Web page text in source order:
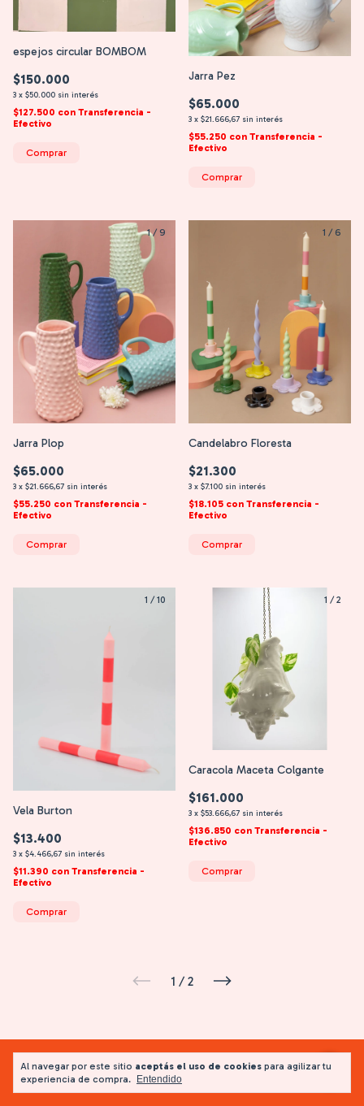
Al navegar por este sitio aceptás el uso de cookies para agilizar tu
experiencia de compra.
Entendido
espejos circular BOMBOM
$150.000
3 x $50.000 sin interés
$127.500 con Transferencia -
Efectivo
Comprar
Jarra Pez
$65.000
3 x $21.666,67 sin interés
$55.250 con Transferencia -
Efectivo
Comprar
1/ 9
Jarra Plop
$65.000
3 x $21.666,67 sin interés
$55.250 con Transferencia -
Efectivo
Comprar
1 / 6
Candelabro Floresta
$21.300
3 x $7.100 sin interés
$18.105 con Transferencia -
Efectivo
Comprar
1 / 10
Vela Burton
$13.400
3 x $4.466,67 sin interés
$11.390 con Transferencia -
Efectivo
Comprar
1 /2
Caracola Maceta Colgante
$161.000
3 x $53.666,67 sin interés
$136.850 con Transferencia -
Efectivo
Comprar
1 / 2